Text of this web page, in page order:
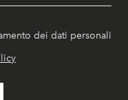
dei dati personali